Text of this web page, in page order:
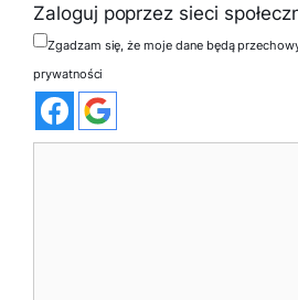
Zaloguj poprzez sieci
Zgadzam się, że moje dane będą
prywatności